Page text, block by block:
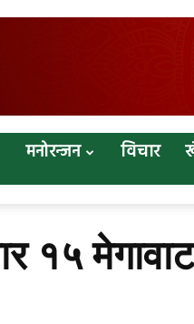
मनोरन्जन विचार
१५ मेगावाट